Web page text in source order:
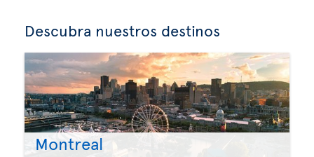
Descubra nuestros destinos
Montreal